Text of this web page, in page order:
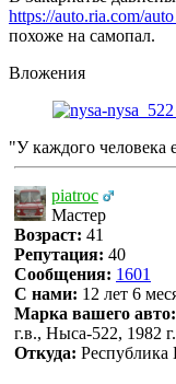
https://auto.ria.com/
похоже на самопал.
Вложения
"У каждого человека
piatroc
Мастер
Возраст: 41
Репутация: 40
Сообщения: 1601
С нами: 12 лет 6
Марка вашего авто:
г.в., Ныса-522, 1982
Откуда: Республика